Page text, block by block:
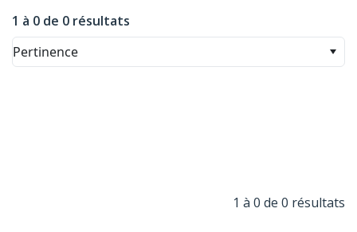
1 à 0 de 0 résultats
Pertinence
1 à 0 de 0 résultats